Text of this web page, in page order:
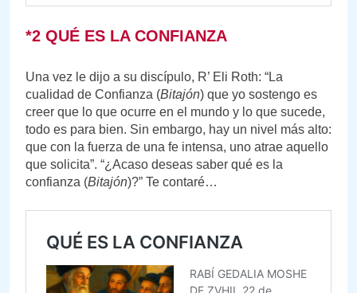
*2 QUÉ ES LA CONFIANZA
Una vez le dijo a su discípulo, R’ Eli Roth: “La
cualidad de Confianza (Bitajón) que yo sostengo es
creer que lo que ocurre en el mundo y lo que sucede,
todo es para bien. Sin embargo, hay un nivel más alto:
que con la fuerza de una fe intensa, uno atrae aquello
que solicita”. “¿Acaso deseas saber qué es la
confianza (Bitajón)?” Te contaré…